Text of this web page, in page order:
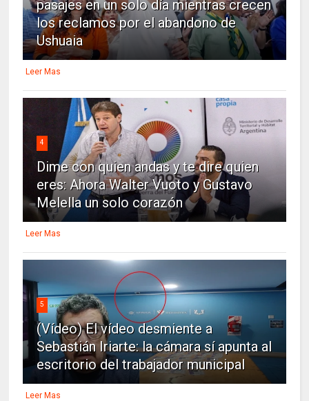
pasajes en un solo día mientras crecen
los reclamos por el abandono de
Ushuaia
Leer Mas
4
Dime con quien andas y te dire quien
eres: Ahora Walter Vuoto y Gustavo
Melella un solo corazón
Leer Mas
5
(Vídeo) El vídeo desmiente a
Sebastián Iriarte: la cámara sí apunta al
escritorio del trabajador municipal
Leer Mas